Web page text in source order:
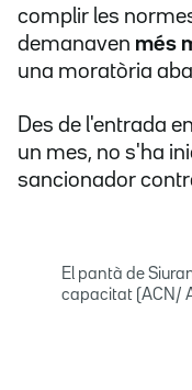
complir les
demanaven més
una moratòria
Des de l'entrada
un mes, no s'ha
sancionador
El pantà de
capacitat (ACN/